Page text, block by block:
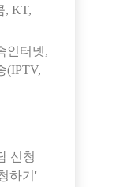
, KT,
인터넷,
(IPTV,
신청
하기'